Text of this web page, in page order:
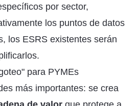
por sector,
los puntos de datos
los ESRS existentes serán
para PYMEs
más importantes: se crea